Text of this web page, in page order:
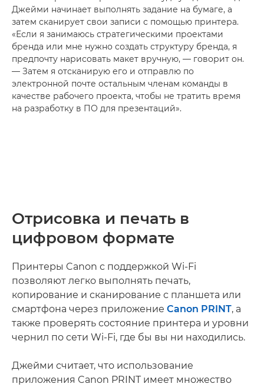
Джейми начинает выполнять задание на бумаге, а
затем сканирует свои записи с помощью принтера.
«Если я занимаюсь стратегическими проектами
бренда или мне нужно создать структуру бренда, я
предпочту нарисовать макет вручную, — говорит он.
— Затем я отсканирую его и отправлю по
электронной почте остальным членам команды в
качестве рабочего проекта, чтобы не тратить время
на разработку в ПО для презентаций».
Отрисовка и печать в
цифровом формате
Принтеры Canon с поддержкой Wi-Fi
позволяют легко выполнять печать,
копирование и сканирование с планшета или
смартфона через приложение Canon PRINT, а
также проверять состояние принтера и уровни
чернил по сети Wi-Fi, где бы вы ни находились.
Джейми считает, что использование
приложения Canon PRINT имеет множество